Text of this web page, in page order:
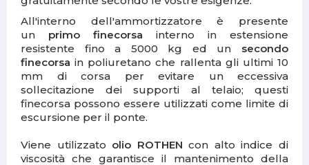
All'interno dell'ammortizzatore è presente
un primo finecorsa interno in estensione
resistente fino a 5000 kg ed un secondo
finecorsa in poliuretano che rallenta gli ultimi 10
mm di corsa per evitare un eccessiva
sollecitazione dei supporti al telaio; questi
finecorsa possono essere utilizzati come limite di
escursione per il ponte.
Viene utilizzato olio ROTHEN con alto indice di
viscosità che garantisce il mantenimento della